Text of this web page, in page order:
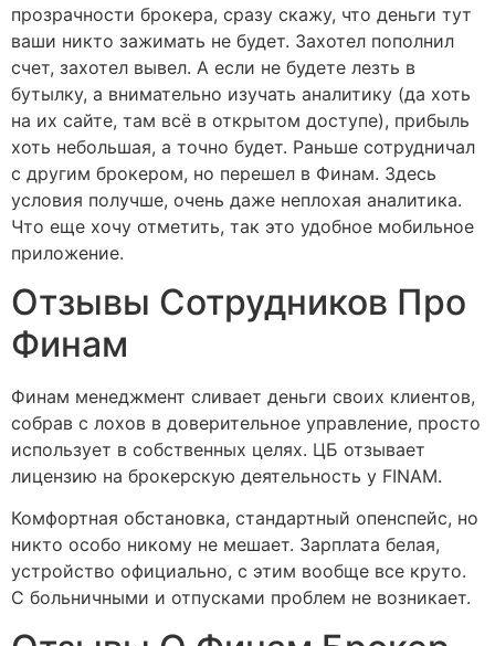
прозрачности брокера, сразу скажу, что деньги тут
ваши никто зажимать не будет. Захотел пополнил
счет, захотел вывел. А если не будете лезть в
бутылку, а внимательно изучать аналитику (да хоть
на их сайте, там всё в открытом доступе), прибыль
хоть небольшая, а точно будет. Раньше сотрудничал
с другим брокером, но перешел в Финам. Здесь
условия получше, очень даже неплохая аналитика.
Что еще хочу отметить, так это удобное мобильное
приложение.
Отзывы Сотрудников Про
Финам
Финам менеджмент сливает деньги своих клиентов,
собрав с лохов в доверительное управление, просто
использует в собственных целях. ЦБ отзывает
лицензию на брокерскую деятельность у FINAM.
Комфортная обстановка, стандартный опенспейс, но
никто особо никому не мешает. Зарплата белая,
устройство официально, с этим вообще все круто.
С больничными и отпусками проблем не возникает.